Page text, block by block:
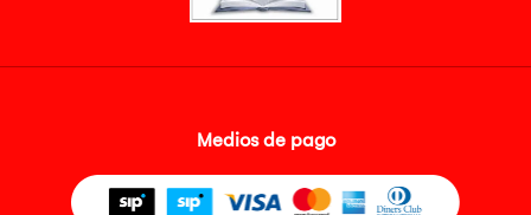
Medios de pago